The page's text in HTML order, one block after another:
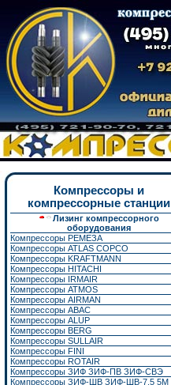
Компрессоры и
компрессорные станции
Лизинг компрессорного
оборудования
Компрессоры РЕМЕЗА
Компрессоры ATLAS COPCO
Компрессоры KRAFTMANN
Компрессоры HITACHI
Компрессоры IRMAIR
Компрессоры ATMOS
Компрессоры AIRMAN
Компрессоры ABAC
Компрессоры ALUP
Компрессоры BERG
Компрессоры SULLAIR
Компрессоры FINI
Компрессоры ROTAIR
Компрессоры ЗИФ ЗИФ-ПВ ЗИФ-СВЭ
Компрессоры ЗИФ-ШВ ЗИФ-ШВ-7,5 5М